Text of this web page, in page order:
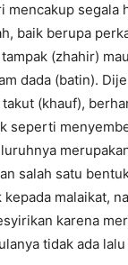
mencakup segala
baik berupa
(zhahir)
dada (batin).
(khauf),
seperti
salah satu
kepada malaikat,
karena
tidak ada